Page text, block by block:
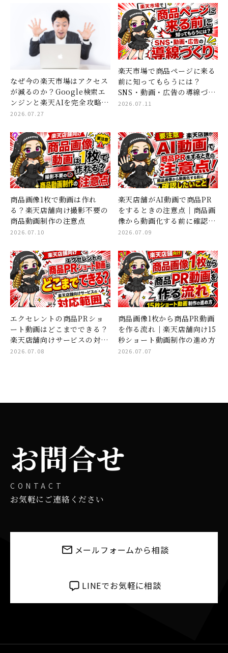
なぜ今の楽天市場はアクセス
が減るのか？Google検索エ
ンジンと楽天AIを完全攻略す
る「コンテンツページ×ショ
2026.07.27
楽天市場で商品ページに来る
前に知ってもらうには？
SNS・動画・広告の導線づく
り
2026.07.11
商品画像1枚で動画は作れ
る？楽天店舗向け撮影不要の
商品動画制作の注意点
2026.07.10
楽天店舗がAI動画で商品PR
をするときの注意点｜商品画
像から動画化する前に確認し
たいこと
2026.07.09
エクセレントの商品PRショ
ート動画はどこまでできる？
楽天店舗向けサービスの対応
範囲
2026.07.08
商品画像1枚から商品PR動画
を作る流れ｜楽天店舗向け15
秒ショート動画制作の進め方
2026.07.07
お問合せ
CONTACT
お気軽にご連絡ください
メールフォームから相談
LINEでお気軽に相談